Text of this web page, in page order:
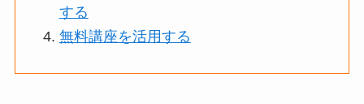
する
無料講座を活用する